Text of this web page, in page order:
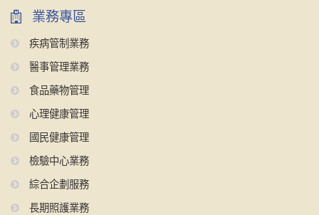
業務專區
疾病管制業務
醫事管理業務
食品藥物管理
心理健康管理
國民健康管理
檢驗中心業務
綜合企劃服務
長期照護業務